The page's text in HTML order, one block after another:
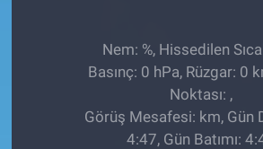
Nem: %, Hissedilen
Basınç: 0 hPa, Rüzgar: 0
Noktası: ,
Görüş Mesafesi: km, Gün
4:47, Gün Batımı:
TEKNOLOJİ